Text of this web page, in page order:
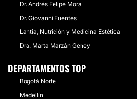
Dr. Andrés Felipe Mora
Dr. Giovanni Fuentes
Lantia, Nutrición y Medicina Estética
Dra. Marta Marzán Geney
DEPARTAMENTOS TOP
Bogotá Norte
Medellín